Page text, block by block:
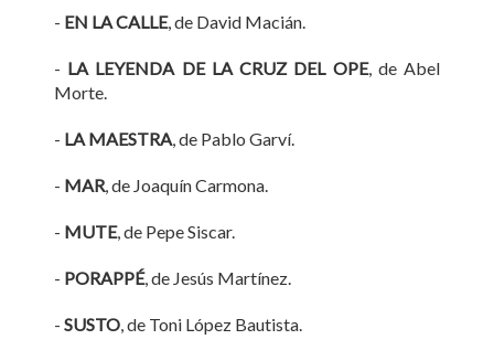
- EN LA CALLE, de David Macián.
- LA LEYENDA DE LA CRUZ DEL OPE, de Abel
Morte.
- LA MAESTRA, de Pablo Garví.
- MAR, de Joaquín Carmona.
- MUTE, de Pepe Siscar.
- PORAPPÉ, de Jesús Martínez.
- SUSTO, de Toni López Bautista.